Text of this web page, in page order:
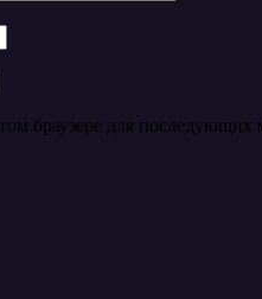
браузере для